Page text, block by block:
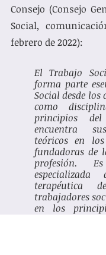
Consejo (Consejo
Social,
febrero de 2022):
El Trabajo
forma parte
Social desde los
como
principios
encuentra
teóricos en
fundadoras de
profesión.
especializada
trabajadores
en los